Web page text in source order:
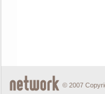
© 2007